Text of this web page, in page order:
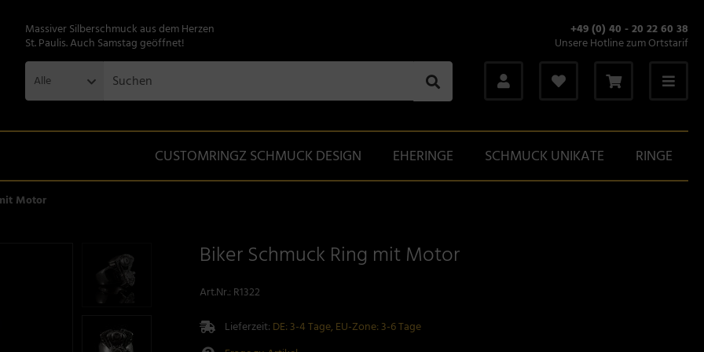
Massiver Silberschmuck aus dem Herzen
St. Paulis. Auch Samstag geöffnet!
+49 (0) 40 - 20 22 60 38
Unsere Hotline zum Ortstarif
Alle
CUSTOMRINGZ SCHMUCK DESIGN EHERINGE SCHMUCK UNIKATE RINGE
Motor
Biker Schmuck Ring mit Motor
Art.Nr.: R1322
Lieferzeit: DE: 3-4 Tage, EU-Zone: 3-6 Tage